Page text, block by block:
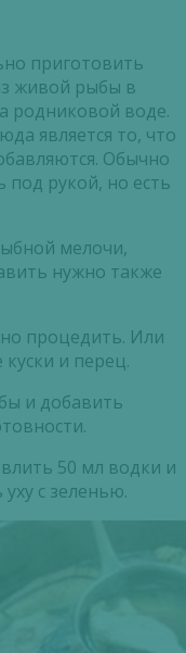
приготовить
живой рыбы в
родниковой воде.
является то, что
Обычно
под рукой, но есть
мелочи,
нужно также
процедить. Или
и перец.
и добавить
50 мл водки и
с зеленью.